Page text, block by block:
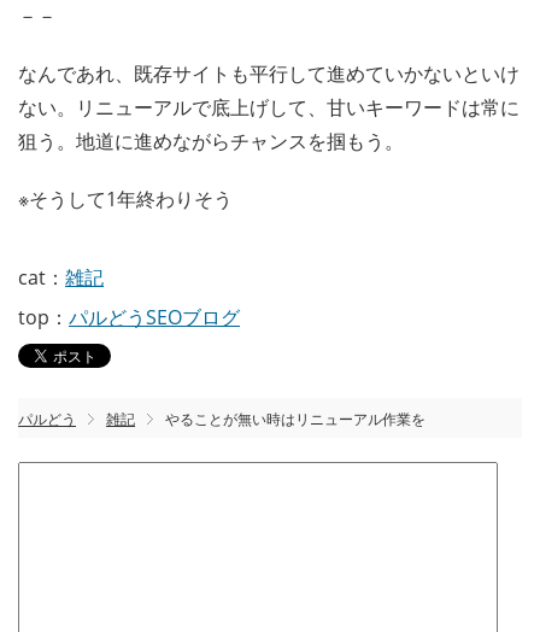
－－
なんであれ、既存サイトも平行して進めていかないといけ
ない。リニューアルで底上げして、甘いキーワードは常に
狙う。地道に進めながらチャンスを掴もう。
※そうして1年終わりそう
cat： 雑記
top： パルどうSEOブログ
パルどう 雑記 やることが無い時はリニューアル作業を